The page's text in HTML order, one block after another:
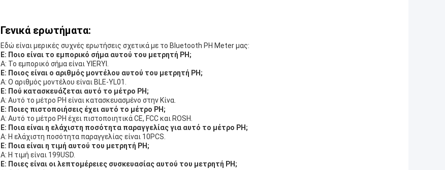
Γενικά ερωτήματα:
Εδώ είναι μερικές συχνές ερωτήσεις σχετικά με το Bluetooth PH Meter μας:
Ε: Ποιο είναι το εμπορικό σήμα αυτού του μετρητή PH;
Α: Το εμπορικό σήμα είναι YIERYI.
Ε: Ποιος είναι ο αριθμός μοντέλου αυτού του μετρητή PH;
Α: Ο αριθμός μοντέλου είναι BLE-YL01.
Ε: Πού κατασκευάζεται αυτό το μέτρο PH;
Α: Αυτό το μέτρο PH είναι κατασκευασμένο στην Κίνα.
Ε: Ποιες πιστοποιήσεις έχει αυτό το μέτρο PH;
Α: Αυτό το μέτρο PH έχει πιστοποιητικά CE, FCC και ROSH.
Ε: Ποια είναι η ελάχιστη ποσότητα παραγγελίας για αυτό το μέτρο PH;
Α: Η ελάχιστη ποσότητα παραγγελίας είναι 10PCS.
Ε: Ποια είναι η τιμή αυτού του μετρητή PH;
Α: Η τιμή είναι 199USD.
Ε: Ποιες είναι οι λεπτομέρειες συσκευασίας αυτού του μετρητή PH;